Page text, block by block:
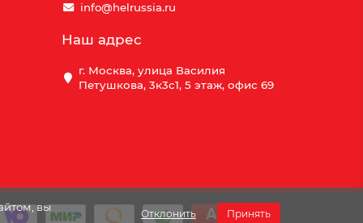
вы
Отклонить Принять
info@helrussia.ru
Наш адрес
г. Москва, улица Василия
Петушкова, 3к3c1, 5 этаж, офис 69